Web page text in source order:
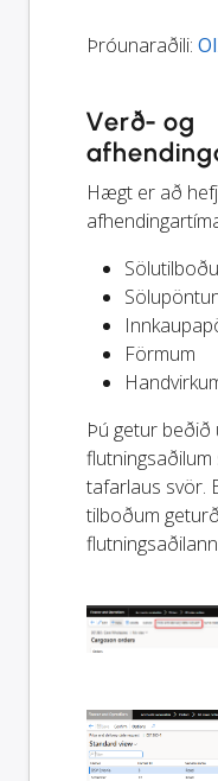
Þróunaraðili:
Verð- og
Hægt er að
Förmum
Þú getur beðið
tafarlaus svör.
tilboðum